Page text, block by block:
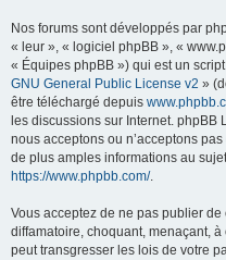
Nos forums sont développés par
« leur », « logiciel phpBB », «
« Équipes phpBB ») qui est un
GNU General Public License v2 »
être téléchargé depuis
les discussions sur Internet. phpBB
nous acceptons ou n’acceptons
de plus amples informations au
https://www.phpbb.com/.
Vous acceptez de ne pas publier
diffamatoire, choquant, menaçant,
peut transgresser les lois de votre